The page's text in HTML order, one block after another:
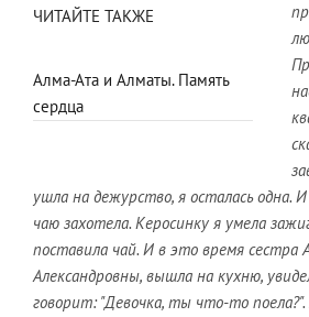
ЧИТАЙТЕ ТАКЖЕ
Алма-Ата и Алматы. Память
сердца
ушла на дежурство, я осталась одна.
чаю захотела. Керосинку я умела
поставила чай. И в это время сестра
Александровны, вышла на кухню,
говорит: "Девочка, ты что-то поела?".